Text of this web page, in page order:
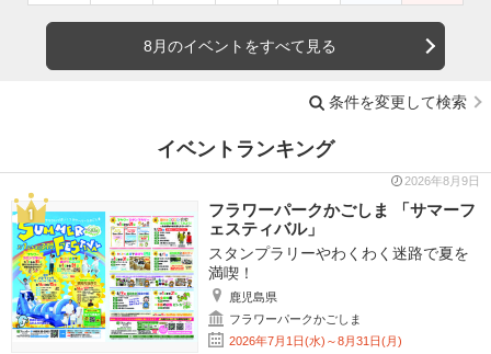
8月のイベントをすべて見る
条件を変更して検索
イベントランキング
2026年8月9日
フラワーパークかごしま 「サマーフ
ェスティバル」
スタンプラリーやわくわく迷路で夏を
満喫！
鹿児島県
フラワーパークかごしま
2026年7月1日(水)～8月31日(月)